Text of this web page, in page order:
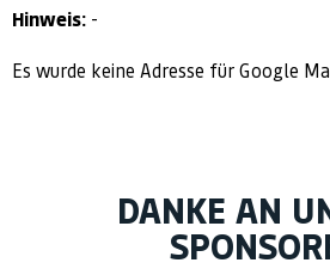
Hinweis: -
Es wurde keine Adresse für Google
DANKE AN